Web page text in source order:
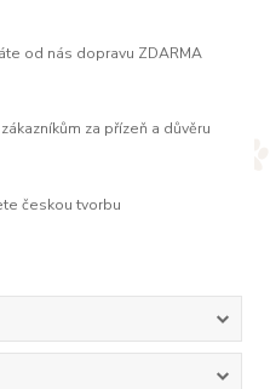
od nás dopravu ZDARMA
za přízeň a důvěru
českou tvorbu